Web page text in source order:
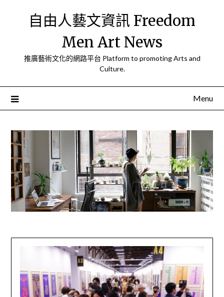
自由人藝文資訊 Freedom
Men Art News
推廣藝術文化的網路平台 Platform to promoting Arts and
Culture.
Menu